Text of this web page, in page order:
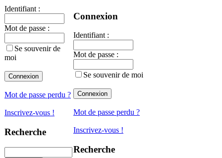
Identifiant :
Mot de passe :
Se souvenir de
moi
Mot de passe perdu ?
Inscrivez-vous !
Recherche
Connexion
Identifiant :
Mot de passe :
Se souvenir de moi
Mot de passe perdu ?
Inscrivez-vous !
Recherche